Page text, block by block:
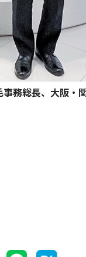
務総長、大阪・